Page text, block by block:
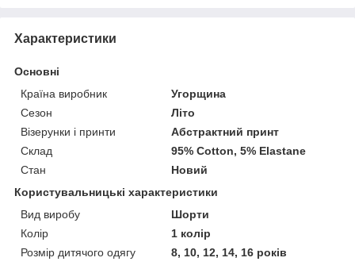
Характеристики
Основні
Країна виробник
Угорщина
Сезон
Літо
Візерунки і принти
Абстрактний принт
Склад
95% Cotton, 5% Elastane
Стан
Новий
Користувальницькі характеристики
Вид виробу
Шорти
Колір
1 колір
Розмір дитячого одягу
8, 10, 12, 14, 16 років